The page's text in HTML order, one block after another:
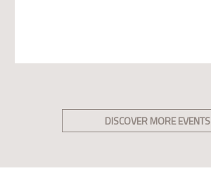
DISCOVER MORE EVENTS